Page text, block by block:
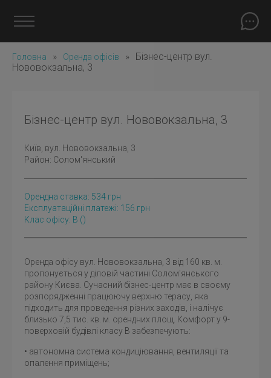
Головна » Оренда офісів »
Бізнес-центр вул.
Нововокзальна, 3
Бізнес-центр вул. Нововокзальна, 3
Київ , вул. Нововокзальна, 3
Район: Солом'янський
Орендна ставка: 534 грн
Експлуатаційні платежі: 156 грн
Клас офісу: B ()
Оренда офісу вул. Нововокзальна, 3 від 160 кв. м.
пропонується у діловій частині Солом'янського
району Києва. Сучасний бізнес-центр має в своєму
розпорядженні працюючу верхню терасу, яка
підходить для проведення різних заходів, і налічує
близько 7,5 тис. кв. м. орендних площ. Комфорт у 9-
поверховій будівлі класу B забезпечують:
• автономна система кондиціювання, вентиляції та
опалення приміщень;